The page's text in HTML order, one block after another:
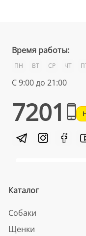
Время работы:
ПН ВТ СР ЧТ
С 9:00 до 21:00
7201
Каталог
Собаки
Щенки